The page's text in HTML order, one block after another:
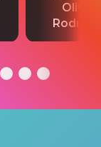
Olivia
testo,